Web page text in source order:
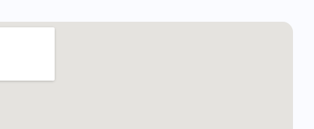
Pesquisar